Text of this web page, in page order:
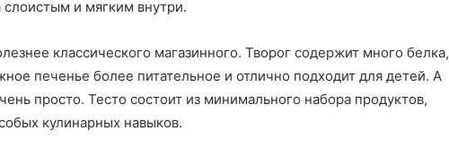
и мягким внутри.
классического магазинного. Творог содержит много белка,
печенье более питательное и отлично подходит для детей. А
просто. Тесто состоит из минимального набора продуктов,
кулинарных навыков.